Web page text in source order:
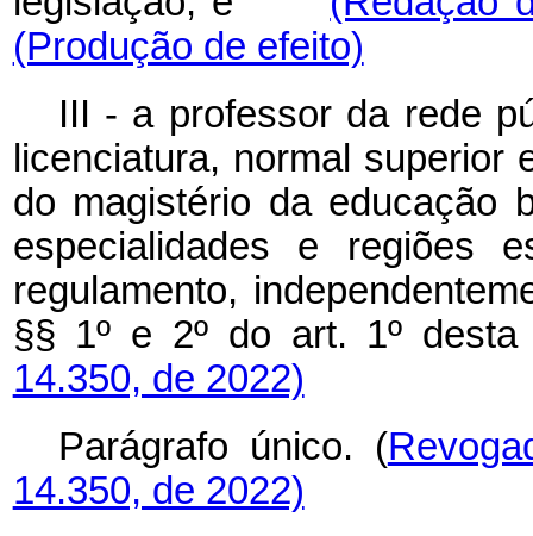
(Produção de efeito)
III - a professor da rede
licenciatura, normal superior
do magistério da educação
especialidades e regiões
regulamento,
§§ 1º e 2º do art. 1º desta
14.350, de 2022)
Parágrafo único. (
14.350, de 2022)